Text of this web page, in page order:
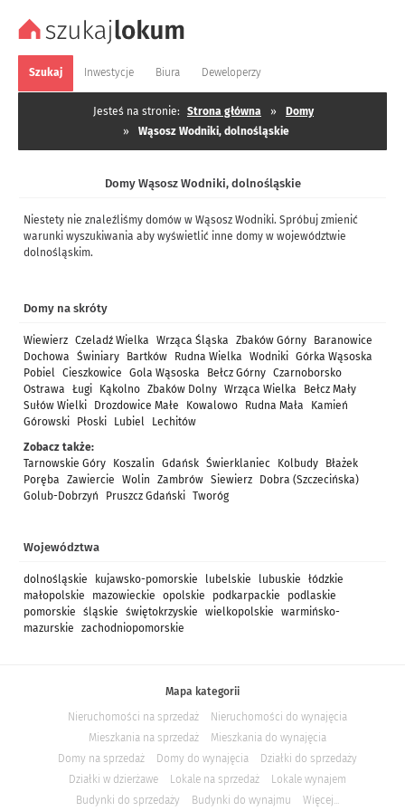
Szukaj Inwestycje Biura Deweloperzy
Jesteś na stronie: Strona główna »
Domy
»
Wąsosz Wodniki, dolnośląskie
Domy Wąsosz Wodniki, dolnośląskie
Niestety nie znaleźliśmy domów w Wąsosz Wodniki. Spróbuj zmienić
warunki wyszukiwania aby wyświetlić inne domy w województwie
dolnośląskim.
Domy na skróty
Wiewierz Czeladź Wielka Wrząca Śląska Zbaków Górny
Baranowice
Dochowa
Świniary Bartków Rudna Wielka Wodniki Górka Wąsoska
Pobiel Cieszkowice Gola Wąsoska Bełcz Górny Czarnoborsko
Ostrawa
Ługi Kąkolno Zbaków Dolny Wrząca Wielka
Bełcz Mały
Sułów Wielki
Drozdowice Małe Kowalowo Rudna Mała
Kamień
Górowski
Płoski Lubiel
Lechitów
Zobacz także:
Tarnowskie Góry
Koszalin Gdańsk Świerklaniec Kolbudy
Błażek
Poręba
Zawiercie Wolin Zambrów Siewierz
Dobra (Szczecińska)
Golub-Dobrzyń
Pruszcz Gdański Tworóg
Województwa
dolnośląskie kujawsko-pomorskie lubelskie lubuskie
łódzkie
małopolskie
mazowieckie opolskie podkarpackie
podlaskie
pomorskie
śląskie świętokrzyskie wielkopolskie
warmińsko-
mazurskie
zachodniopomorskie
Mapa kategorii
Nieruchomości na sprzedaż
Nieruchomości do wynajęcia
Mieszkania na sprzedaż
Mieszkania do wynajęcia
Domy na sprzedaż
Domy do wynajęcia
Działki do sprzedaży
Działki w dzierżawe
Lokale na sprzedaż
Lokale wynajem
Budynki do sprzedaży
Budynki do wynajmu Więcej...